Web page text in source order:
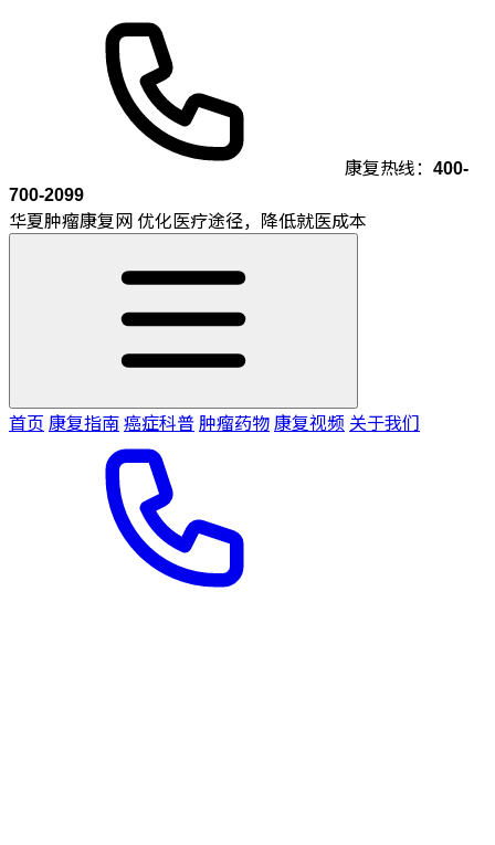
康复热线： 400-
700-2099
华夏肿瘤康复网 优化医疗途径，降低就医成本
首页 康复指南癌症科普肿瘤药物康复视频 关于我们